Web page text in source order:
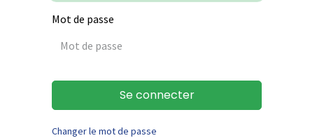
Mot de passe
Se connecter
Changer le mot de passe